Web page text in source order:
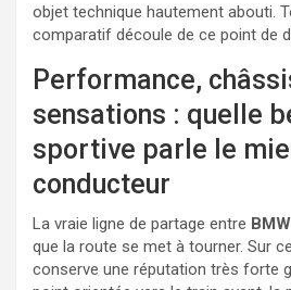
objet technique hautement abouti.
comparatif découle de ce point de
Performance,
sensations : quelle
sportive parle le
conducteur
La vraie ligne de partage entre BMW
que la route se met à tourner. Sur
conserve une réputation très forte